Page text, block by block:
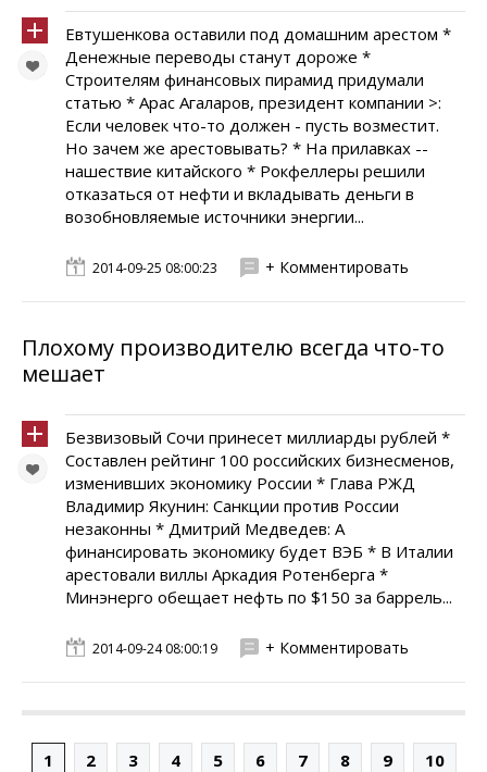
Евтушенкова оставили под домашним арестом *
Денежные переводы станут дороже *
Строителям финансовых пирамид придумали
статью * Арас Агаларов, президент компании >:
Если человек что-то должен - пусть возместит.
Но зачем же арестовывать? * На прилавках --
нашествие китайского * Рокфеллеры решили
отказаться от нефти и вкладывать деньги в
возобновляемые источники энергии...
2014-09-25 08:00:23 + Комментировать
Плохому производителю всегда что-то
мешает
Безвизовый Сочи принесет миллиарды рублей *
Составлен рейтинг 100 российских бизнесменов,
изменивших экономику России * Глава РЖД
Владимир Якунин: Санкции против России
незаконны * Дмитрий Медведев: А
финансировать экономику будет ВЭБ * В Италии
арестовали виллы Аркадия Ротенберга *
Минэнерго обещает нефть по $150 за баррель...
2014-09-24 08:00:19 + Комментировать
1 2 3 4 5 6 7 8 9 10